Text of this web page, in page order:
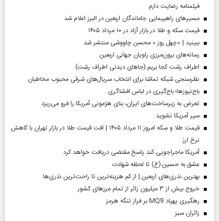
فیلمنامه رضایت دارم
مسیر‌های راهپیمایی جاماندگان اربعین در البرز اعلام شد
قیمت سکه و طلا در بازار آزاد در ۱۰ مرداد ۱۴۰۵
ببینید | «چهل روز » محسن چاووشی منتشر شد
رسانه‌های برون‌مرزی راویان جهانی اربعین
اطراف رشت کجا بریم (جاهای دیدنی اطراف رشت)
نظرسنجی شبکه تماشا برای انتخاب سریال‌های شرقی محبوب مخاطبان
باج‌نیوزها؛ باج‌گیری در لباس افشاگری
تعرض به زیرساخت‌های ایران، بنای هژمونی آمریکا را فرو می‌ریزد
سپر آمریکا نشوید
قیمت طلا و سکه امروز ۱۱ مرداد ۱۴۰۵ | افت قیمت طلا در بازار تهران با کاهش
نرخ ارز
آمریکا ماجراجویی کند پاسخ مقتضی دریافت خواهد کرد
عشق به حسین (ع) تا لحظه شهادت
بهترین نذری‌های اربعین | از کم هزینه‌ترین تا راحت‌ترین نذری‌ها
خروج بیش از ۳ میلیون زائر از تمام مرز‌های کشور
رهگیری پهپاد MQ9 بر فراز تنگه هرمز
‌زائران سبز